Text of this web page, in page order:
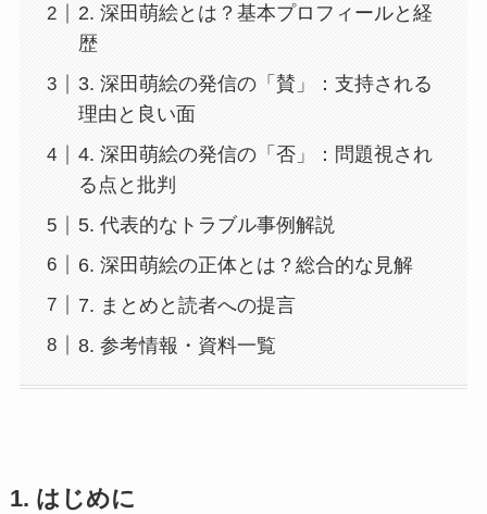
2. 深田萌絵とは？基本プロフィールと経
歴
3. 深田萌絵の発信の「賛」：支持される
理由と良い面
4. 深田萌絵の発信の「否」：問題視され
る点と批判
5. 代表的なトラブル事例解説
6. 深田萌絵の正体とは？総合的な見解
7. まとめと読者への提言
8. 参考情報・資料一覧
1. はじめに